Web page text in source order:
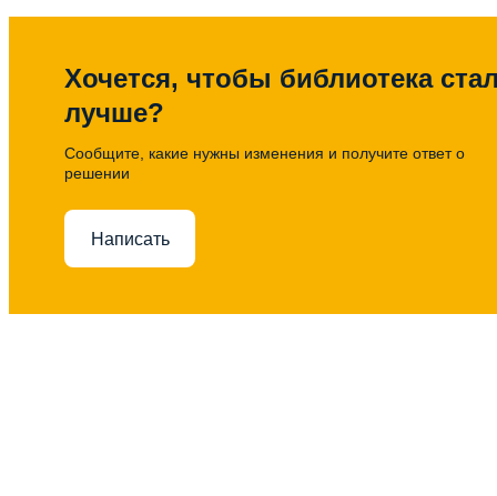
Хочется, чтобы библиотека
лучше?
Сообщите, какие нужны изменения и получите ответ о
решении
Написать